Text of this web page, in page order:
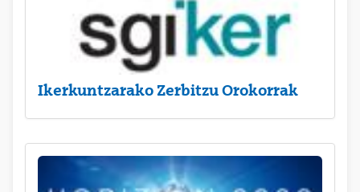
Ikerkuntzarako Zerbitzu Orokorrak